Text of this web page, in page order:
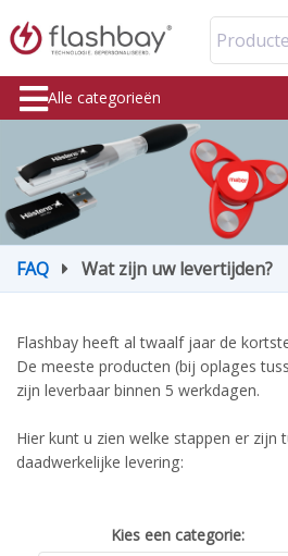
Alle categorieën
FAQ Wat zijn uw levertijden?
Flashbay heeft al twaalf jaar de
De meeste producten (bij oplages
zijn leverbaar binnen 5 werkdagen.
Hier kunt u zien welke stappen er zijn
daadwerkelijke levering:
Kies een categorie: